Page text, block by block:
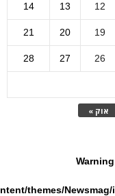
אוק »
12
13
14
19
20
21
26
27
28
Warning
themes/